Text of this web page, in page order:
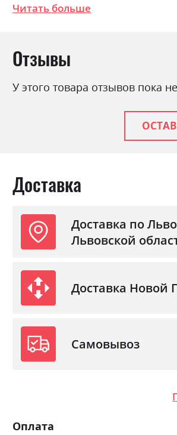
Цвет (Корпус):
Стиль
Читать больше
Отзывы
У этого товара отзывов пока
Доставка
Доставка по
Львовской
Доставка Новой
Самовывоз
Оплата